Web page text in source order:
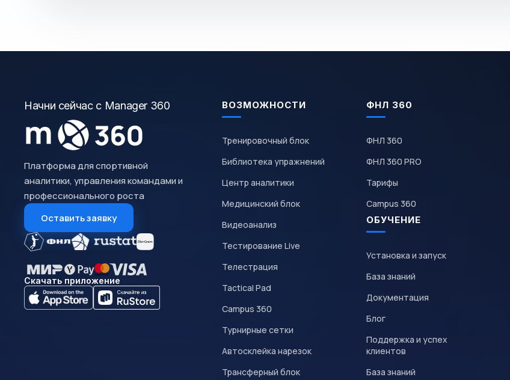
Начни сейчас с Manager 360
Платформа для спортивной
аналитики, управления командами и
профессионального роста
Оставить заявку
Скачать приложение
ВОЗМОЖНОСТИ
Тренировочный блок
Библиотека упражнений
Центр аналитики
Медицинский блок
Видеоанализ
Тестирование Live
Телестрация
Tactical Pad
Campus 360
Турнирные сетки
Автосклейка нарезок
Трансферный блок
ФНЛ 360
ФНЛ 360
ФНЛ 360 PRO
Тарифы
Campus 360
ОБУЧЕНИЕ
Установка и запуск
База знаний
Документация
Блог
Поддержка и успех
клиентов
База знаний